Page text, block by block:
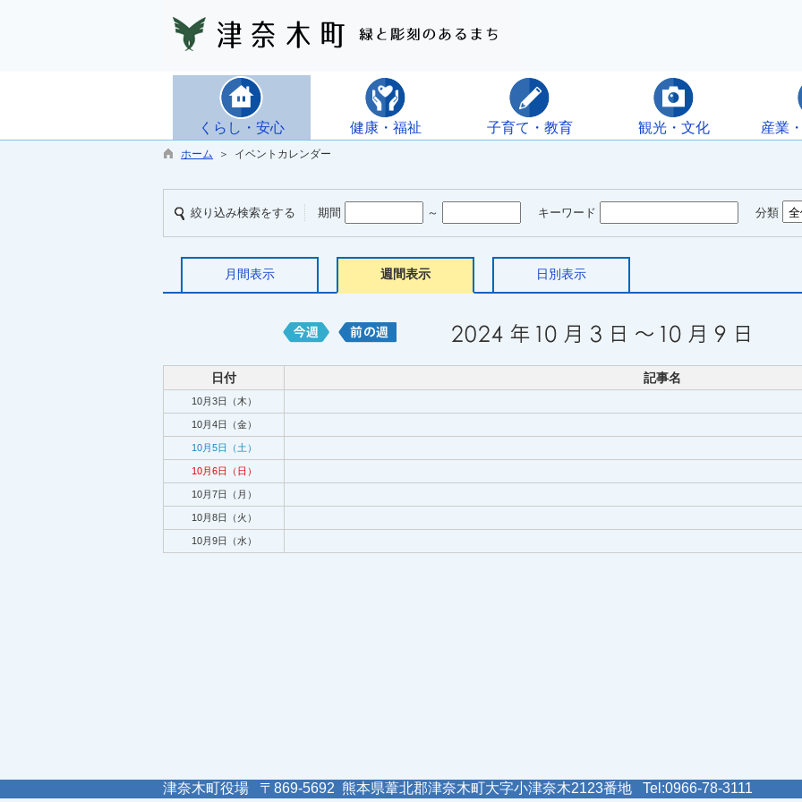
くらし・安心 健康・福祉 子育て・教育 観光・文化 産業
ホーム ＞ イベントカレンダー
絞り込み検索をする 期間 ～ キーワード 分類
月間表示 週間表示 日別表示
日付 記事名
10月3日（木）
10月4日（金）
10月5日（土）
10月6日（日）
10月7日（月）
10月8日（火）
10月9日（水）
津奈木町役場 〒869-5692 熊本県葦北郡津奈木町大字小津奈木2123番地 Tel:0966-78-3111